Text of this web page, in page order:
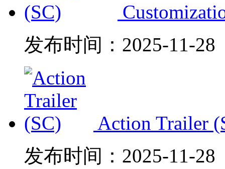
发布时间： 2025-11-28
Action Trailer
发布时间： 2025-11-28